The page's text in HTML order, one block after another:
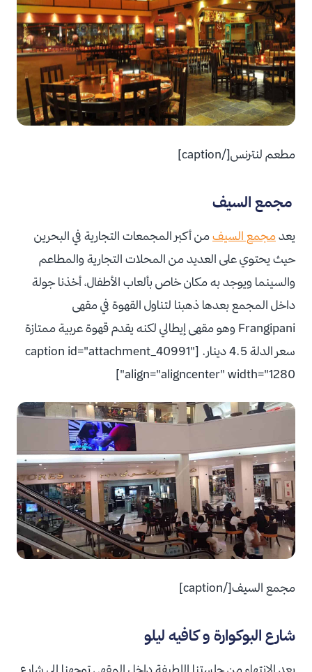
مطعم لنترنس[/caption]
مجمع السيف
يعدمجمع السيفمن أكبر المجمعات التجارية في البحرين
حيث يحتوي على العديد من المحلات التجارية والمطاعم
والسينما ويوجد به مكان خاص بألعاب الأطفال، أخذنا جولة
داخل المجمع بعدها ذهبنا لتناول القهوة في مقهى
Frangipani وهو مقهى إيطالي لكنه يقدم قهوة عربية ممتازة
سعر الدلة 4.5 دينار. [caption id="attachment_40991"
align="aligncenter" width="1280"]
مجمع السيف[/caption]
شارع البوكوارة و كافيه ليلو